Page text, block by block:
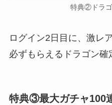
特典②ドラ
ログイン2日目に、激レ
必ずもらえるドラゴン確
特典③最大ガチャ100